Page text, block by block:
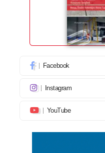
Facebook
Instagram
YouTube